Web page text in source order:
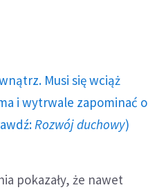
Musi się wciąż
i wytrwale zapominać o
Rozwój duchowy)
pokazały, że nawet